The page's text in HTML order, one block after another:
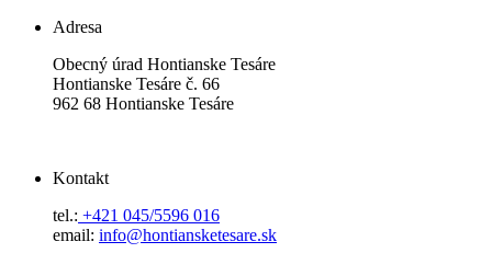
Adresa
Obecný úrad Hontianske Tesáre
Hontianske Tesáre č. 66
962 68 Hontianske Tesáre
Kontakt
tel.: +421 045/5596 016
email: info@hontiansketesare.sk